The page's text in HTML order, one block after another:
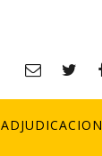
ADJUDICACION